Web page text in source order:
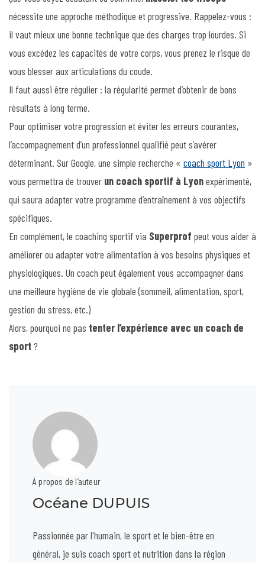
nécessite une approche méthodique et progressive. Rappelez-vous :
il vaut mieux une bonne technique que des charges trop lourdes. Si
vous excédez les capacités de votre corps, vous prenez le risque de
vous blesser aux articulations du coude.
Il faut aussi être régulier : la régularité permet d’obtenir de bons
résultats à long terme.
Pour optimiser votre progression et éviter les erreurs courantes,
l’accompagnement d’un professionnel qualifié peut s’avérer
déterminant. Sur Google, une simple recherche « coach sport Lyon »
vous permettra de trouver un coach sportif à Lyonexpérimenté,
qui saura adapter votre programme d’entraînement à vos objectifs
spécifiques.
En complément, le coaching sportif via Superprof peut vous aider à
améliorer ou adapter votre alimentation à vos besoins physiques et
physiologiques. Un coach peut également vous accompagner dans
une meilleure hygiène de vie globale (sommeil, alimentation, sport,
gestion du stress, etc.)
Alors, pourquoi ne pas tenter l’expérience avec un coach de
sport ?
À propos de l’auteur
Océane DUPUIS
Passionnée par l'humain, le sport et le bien-être en
général, je suis coach sport et nutrition dans la région